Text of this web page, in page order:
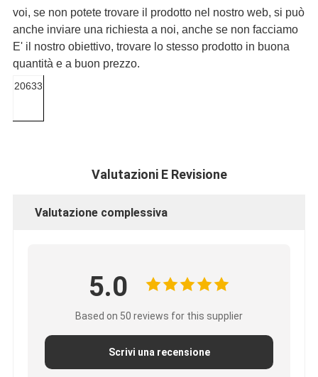
voi, se non potete trovare il prodotto nel nostro web, si può
anche inviare una richiesta a noi, anche se non facciamo
E' il nostro obiettivo, trovare lo stesso prodotto in buona
quantità e a buon prezzo.
20633
Valutazioni E Revisione
Valutazione complessiva
5.0
Based on 50 reviews for this supplier
Scrivi una recensione